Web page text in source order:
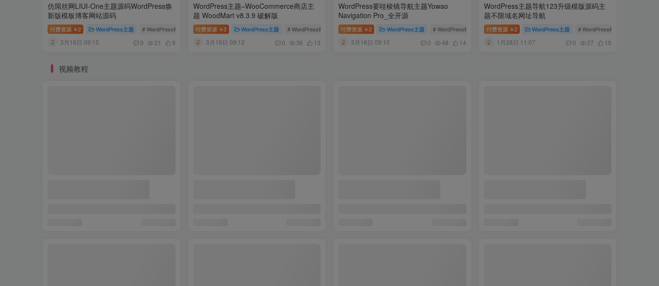
仿屌丝网LIUI-One主题源码WordPress焕
新版模板博客网站源码
付费资源 ￥2 WordPress主题 # WordPress模板 # 博客模板 # 仿屌丝网
3月16日 09:15 0 21 9
WordPress主题–WooCommerce商店主
题 WoodMart v8.3.9 破解版
付费资源 ￥2 WordPress主题 # WordPress模板 # WoodMart v8.3.9 破解版 # WooCommerce
3月16日 09:12 0 36 13
WordPress要哇棱镜导航主题Yowao
Navigation Pro_全开源
付费资源 ￥2 WordPress主题 # WordPress模板 # 导航主题 # Yowao
3月16日 09:10 0 48 14
WordPress主题导航123升级模版源码主
题不限域名网址导航
付费资源 ￥2 WordPress主题 # WordPress模板
1月28日 11:07 0 27 10
视频教程